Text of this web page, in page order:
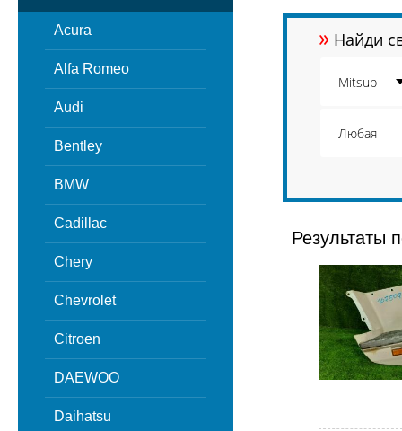
Acura
Alfa Romeo
Audi
Bentley
BMW
Cadillac
Chery
Chevrolet
Citroen
DAEWOO
Daihatsu
» Найди
Результаты